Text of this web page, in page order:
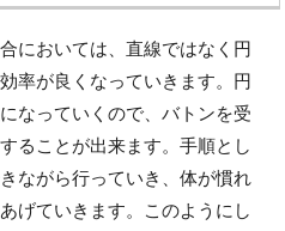
においては、直線ではなく円
率が良くなっていきます。円
なっていくので、バトンを受
ることが出来ます。手順とし
ながら行っていき、体が慣れ
げていきます。このようにし